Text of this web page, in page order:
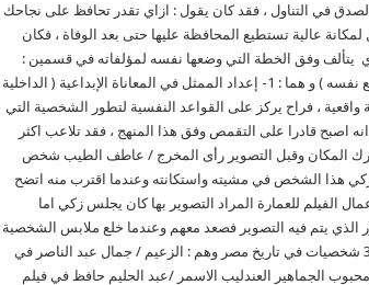
والصدق في التناول ، فقد كان يقول : ازاي تقدر تحافظ على نجاحك
عالية تستطيع المحافظة عليها حتى بعد الوفاة ، فكان
يتألف وفق الخطة التي وضعها نفسه لمؤلفاته في قسمين :
القسم الأول ويتألف من جزئين بعنوان ( عمل الممثل مع نفسه ) و هما : 1- إعداد الممثل في المعاناة الإبداعية ( الداخلية
واقعية ، فراح يركز على القواعد النفسية لتطور الشخصية التي
اصبح قادرا على التقمص وفق هذا المنهج ، فقد تلاعب اكثر
المكان وقبل التصوير رأى المخرج / عاطف الطيب شخص
هذا الشخص في مشيته واستكانته وعندما اقترب منه اتضح
الفيلم للعمارة المراد التصوير بها كان يجلس زكي اما
الذي يتم فيه التصوير فصعد معهم وعندما خلع ملابس الشخصية
اكتشفوا انه زكي ، اما عن التقليد فقد قام بتجسيد اهم 3 شخصيات في تاريخ مصر وهم : الزعيم / جمال عبد الناصر في
، ومحبوب الجماهير العندليب الاسمر /عبد الحليم حافظ في فيلم